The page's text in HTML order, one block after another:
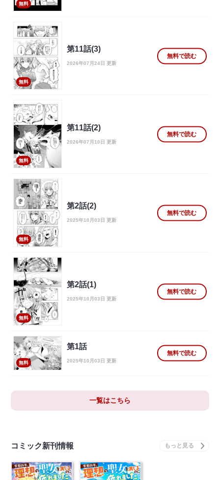
無料
無料
第11話(3)
2026年07月24日 更新
無料で読む
無料
第11話(2)
2026年07月10日 更新
無料で読む
無料
第2話(2)
2025年10月03日 更新
無料で読む
無料
第2話(1)
2025年10月03日 更新
無料で読む
無料
第1話
2025年10月03日 更新
無料で読む
一覧はこちら
コミック新刊情報